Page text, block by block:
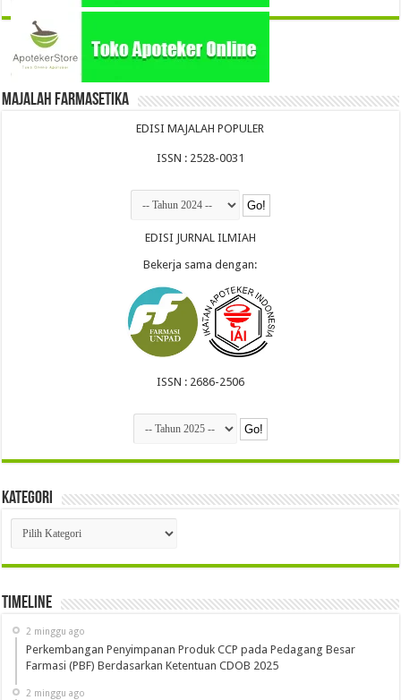
Majalah Farmasetika
EDISI MAJALAH POPULER
ISSN : 2528-0031
EDISI JURNAL ILMIAH
Bekerja sama dengan:
ISSN : 2686-2506
Kategori
Kategori
Timeline
2 minggu ago
Perkembangan Penyimpanan Produk CCP pada Pedagang Besar
Farmasi (PBF) Berdasarkan Ketentuan CDOB 2025
2 minggu ago